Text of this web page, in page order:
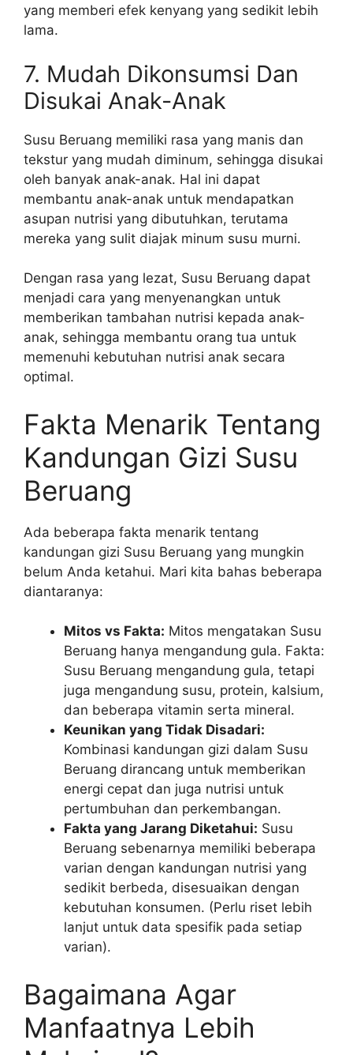
yang memberi efek kenyang yang sedikit lebih
lama.
7. Mudah Dikonsumsi Dan
Disukai Anak-Anak
Susu Beruang memiliki rasa yang manis dan
tekstur yang mudah diminum, sehingga disukai
oleh banyak anak-anak. Hal ini dapat
membantu anak-anak untuk mendapatkan
asupan nutrisi yang dibutuhkan, terutama
mereka yang sulit diajak minum susu murni.
Dengan rasa yang lezat, Susu Beruang dapat
menjadi cara yang menyenangkan untuk
memberikan tambahan nutrisi kepada anak-
anak, sehingga membantu orang tua untuk
memenuhi kebutuhan nutrisi anak secara
optimal.
Fakta Menarik Tentang
Kandungan Gizi Susu
Beruang
Ada beberapa fakta menarik tentang
kandungan gizi Susu Beruang yang mungkin
belum Anda ketahui. Mari kita bahas beberapa
diantaranya:
Mitos vs Fakta: Mitos mengatakan Susu
Beruang hanya mengandung gula. Fakta:
Susu Beruang mengandung gula, tetapi
juga mengandung susu, protein, kalsium,
dan beberapa vitamin serta mineral.
Keunikan yang Tidak Disadari:
Kombinasi kandungan gizi dalam Susu
Beruang dirancang untuk memberikan
energi cepat dan juga nutrisi untuk
pertumbuhan dan perkembangan.
Fakta yang Jarang Diketahui: Susu
Beruang sebenarnya memiliki beberapa
varian dengan kandungan nutrisi yang
sedikit berbeda, disesuaikan dengan
kebutuhan konsumen. (Perlu riset lebih
lanjut untuk data spesifik pada setiap
varian).
Bagaimana Agar
Manfaatnya Lebih